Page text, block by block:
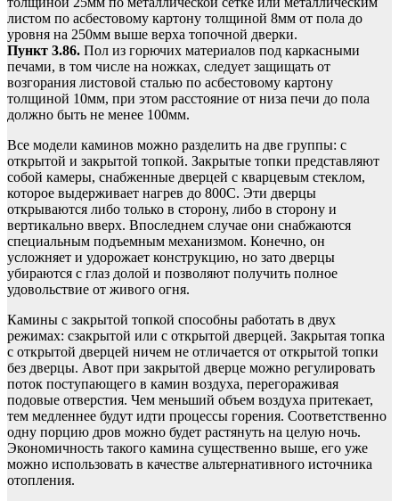
листом по асбестовому картону толщиной 8мм от пола до
уровня на 250мм выше верха топочной дверки.
Пункт 3.86. Пол из горючих материалов под каркасными
печами, в том числе на ножках, следует защищать от
возгорания листовой сталью по асбестовому картону
толщиной 10мм, при этом расстояние от низа печи до пола
должно быть не менее 100мм.
Все модели каминов можно разделить на две группы: с
открытой и закрытой топкой. Закрытые топки представляют
собой камеры, снабженные дверцей с кварцевым стеклом,
которое выдерживает нагрев до 800С. Эти дверцы
открываются либо только в сторону, либо в сторону и
вертикально вверх. Впоследнем случае они снабжаются
специальным подъемным механизмом. Конечно, он
усложняет и удорожает конструкцию, но зато дверцы
убираются с глаз долой и позволяют получить полное
удовольствие от живого огня.
Камины с закрытой топкой способны работать в двух
режимах: сзакрытой или с открытой дверцей. Закрытая топка
с открытой дверцей ничем не отличается от открытой топки
без дверцы. Авот при закрытой дверце можно регулировать
поток поступающего в камин воздуха, перегораживая
подовые отверстия. Чем меньший объем воздуха притекает,
тем медленнее будут идти процессы горения. Соответственно
одну порцию дров можно будет растянуть на целую ночь.
Экономичность такого камина существенно выше, его уже
можно использовать в качестве альтернативного источника
отопления.